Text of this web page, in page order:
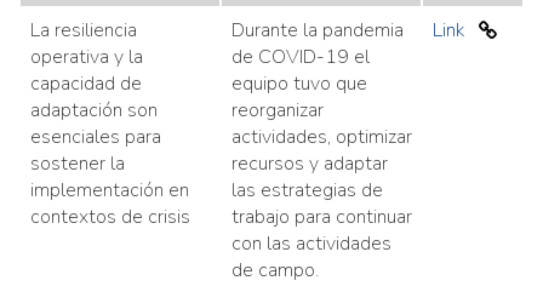
La resiliencia
operativa y la
capacidad de
adaptación son
esenciales para
sostener la
implementación en
contextos de crisis
Durante la pandemia
de COVID-19 el
equipo tuvo que
reorganizar
actividades, optimizar
recursos y adaptar
las estrategias de
trabajo para continuar
con las actividades
de campo.
Link